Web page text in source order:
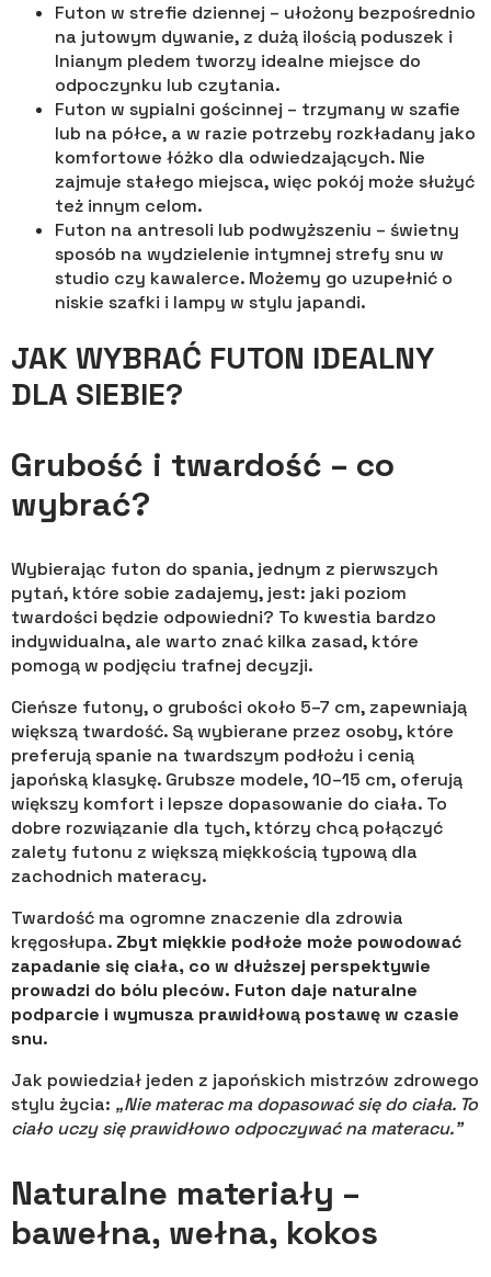
Futon w strefie dziennej – ułożony bezpośrednio
na jutowym dywanie, z dużą ilością poduszek i
lnianym pledem tworzy idealne miejsce do
odpoczynku lub czytania.
Futon w sypialni gościnnej – trzymany w szafie
lub na półce, a w razie potrzeby rozkładany jako
komfortowe łóżko dla odwiedzających. Nie
zajmuje stałego miejsca, więc pokój może służyć
też innym celom.
Futon na antresoli lub podwyższeniu – świetny
sposób na wydzielenie intymnej strefy snu w
studio czy kawalerce. Możemy go uzupełnić o
niskie szafki i lampy w stylu japandi.
JAK WYBRAĆ FUTON IDEALNY
DLA SIEBIE?
Grubość i twardość – co
wybrać?
Wybierając futon do spania, jednym z pierwszych
pytań, które sobie zadajemy, jest: jaki poziom
twardości będzie odpowiedni? To kwestia bardzo
indywidualna, ale warto znać kilka zasad, które
pomogą w podjęciu trafnej decyzji.
Cieńsze futony, o grubości około 5–7 cm, zapewniają
większą twardość. Są wybierane przez osoby, które
preferują spanie na twardszym podłożu i cenią
japońską klasykę. Grubsze modele, 10–15 cm, oferują
większy komfort i lepsze dopasowanie do ciała. To
dobre rozwiązanie dla tych, którzy chcą połączyć
zalety futonu z większą miękkością typową dla
zachodnich materacy.
Twardość ma ogromne znaczenie dla zdrowia
kręgosłupa. Zbyt miękkie podłoże może powodować
zapadanie się ciała, co w dłuższej perspektywie
prowadzi do bólu pleców. Futon daje naturalne
podparcie i wymusza prawidłową postawę w czasie
snu.
Jak powiedział jeden z japońskich mistrzów zdrowego
stylu życia: „Nie materac ma dopasować się do ciała. To
ciało uczy się prawidłowo odpoczywać na materacu.”
Naturalne materiały –
bawełna, wełna, kokos